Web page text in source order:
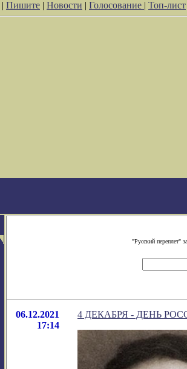
| Пишите | Новости | Голосование | Топ-лист
"Русский переплет"
06.12.2021
17:14
4 ДЕКАБРЯ - ДЕНЬ